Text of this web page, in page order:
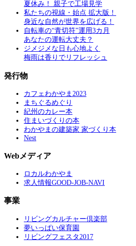
夏休み！ 親子で工場見学
私たちの視線・始点 拡大版！
身近な自然が世界を広げる！
自転車の“青切符”運用3カ月
あなたの運転大丈夫？
ジメジメな日も心地よく
梅雨は香りでリフレッシュ
発行物
カフェわかやま2023
まちぐるめぐり
紀州のカレー本
住まいづくりの本
わかやまの建築家 家づくり本
Nest
Webメディア
ロカルわかやま
求人情報GOOD-JOB-NAVI
事業
リビングカルチャー倶楽部
夢いっぱい保育園
リビングフェスタ2017